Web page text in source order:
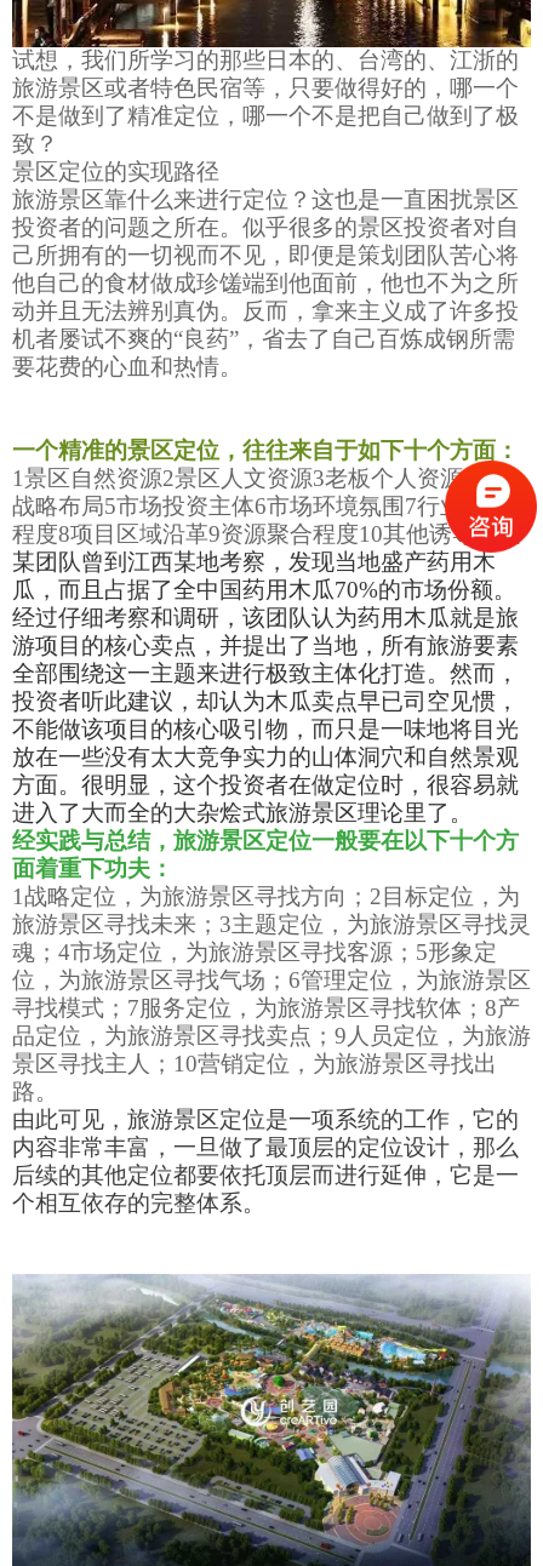
试想，我们所学习的那些日本的、台湾的、江浙的
旅游景区或者特色民宿等，只要做得好的，哪一个
不是做到了精准定位，哪一个不是把自己做到了极
致？
景区定位的实现路径
旅游景区靠什么来进行定位？这也是一直困扰景区
投资者的问题之所在。似乎很多的景区投资者对自
己所拥有的一切视而不见，即便是策划团队苦心将
他自己的食材做成珍馐端到他面前，他也不为之所
动并且无法辨别真伪。反而，拿来主义成了许多投
机者屡试不爽的“良药”，省去了自己百炼成钢所需
要花费的心血和热情。
一个精准的景区定位，往往来自于如下十个方面：
1景区自然资源2景区人文资源3老板个人资源4 企业
战略布局5市场投资主体6市场环境氛围7行业景气
程度8项目区域沿革9资源聚合程度10其他诱导因素
某团队曾到江西某地考察，发现当地盛产药用木
瓜，而且占据了全中国药用木瓜70%的市场份额。
经过仔细考察和调研，该团队认为药用木瓜就是旅
游项目的核心卖点，并提出了当地，所有旅游要素
全部围绕这一主题来进行极致主体化打造。然而，
投资者听此建议，却认为木瓜卖点早已司空见惯，
不能做该项目的核心吸引物，而只是一味地将目光
放在一些没有太大竞争实力的山体洞穴和自然景观
方面。很明显，这个投资者在做定位时，很容易就
进入了大而全的大杂烩式旅游景区理论里了。
经实践与总结，旅游景区定位一般要在以下十个方
面着重下功夫：
1战略定位，为旅游景区寻找方向； 2 目标定位，为
旅游景区寻找未来； 3主题定位，为旅游景区寻找灵
魂； 4市场定位，为旅游景区寻找客源； 5形象定
位，为旅游景区寻找气场； 6管理定位，为旅游景区
寻找模式； 7服务定位，为旅游景区寻找软体； 8产
品定位，为旅游景区寻找卖点； 9 人员定位，为旅游
景区寻找主人； 10营销定位，为旅游景区寻找出
路。
由此可见，旅游景区定位是一项系统的工作，它的
内容非常丰富，一旦做了最顶层的定位设计，那么
后续的其他定位都要依托顶层而进行延伸，它是一
个相互依存的完整体系。